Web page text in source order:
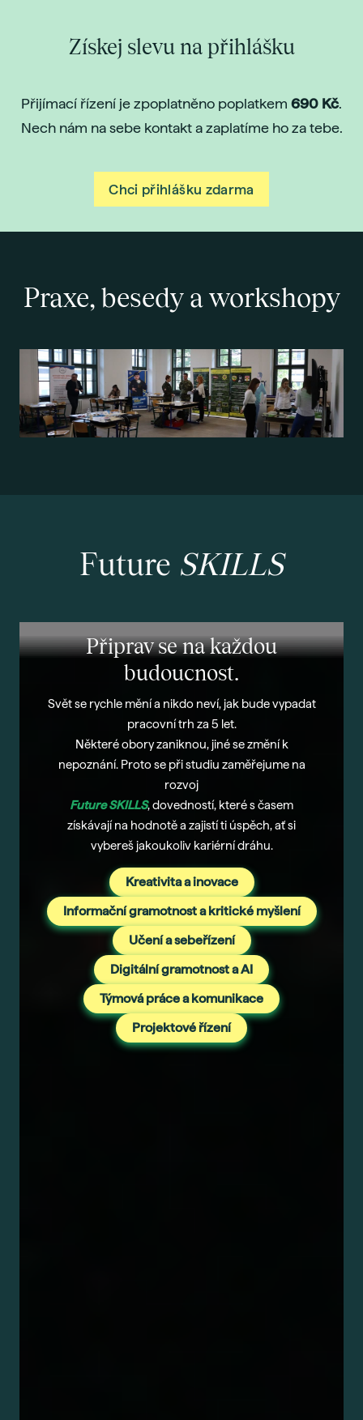
Získej slevu na přihlášku
Přijímací řízení je zpoplatněno poplatkem 690 Kč.
Nech nám na sebe kontakt a zaplatíme ho za tebe.
Chci přihlášku zdarma
Praxe, besedy a workshopy
Future SKILLS
Připrav se na každou
budoucnost.
Svět se rychle mění a nikdo neví, jak bude vypadat
pracovní trh za 5 let.
Některé obory zaniknou, jiné se změní k
nepoznání. Proto se při studiu zaměřejume na
rozvoj
Future SKILLS,dovedností, které s časem
získávají na hodnotě a zajistí ti úspěch, ať si
vybereš jakoukoliv kariérní dráhu.
Kreativita a inovace
Informační gramotnost a kritické myšlení
Učení a sebeřízení
Digitální gramotnost a AI
Týmová práce a komunikace
Projektové řízení